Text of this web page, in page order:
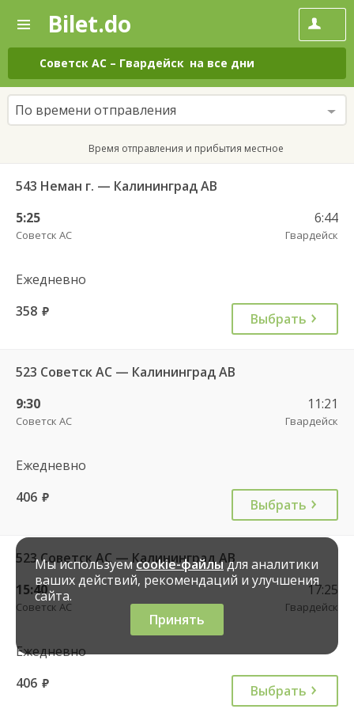
—
Поиск
и
покупка
билетов
на
автобус
онлайн
Bilet.do
Советск АС – Гвардейск на все дни
По времени отправления
Время отправления и прибытия местное
543 Неман г. — Калининград АВ
5:25
Советск АС
6:44
Гвардейск
Ежедневно
358 руб. Выбрать
523 Советск АС — Калининград АВ
9:30
Советск АС
11:21
Гвардейск
Ежедневно
406 руб. Выбрать
523 Советск АС — Калининград АВ
15:40
Советск АС
17:25
Гвардейск
Ежедневно
406 руб. Выбрать
Мы используемcookie-файлыдля аналитики
ваших действий, рекомендаций и улучшения
сайта.
Принять